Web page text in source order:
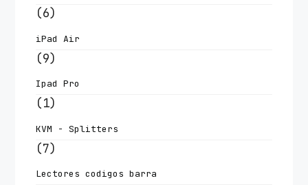
(6)
iPad Air
(9)
Ipad Pro
(1)
KVM - Splitters
(7)
Lectores codigos barra